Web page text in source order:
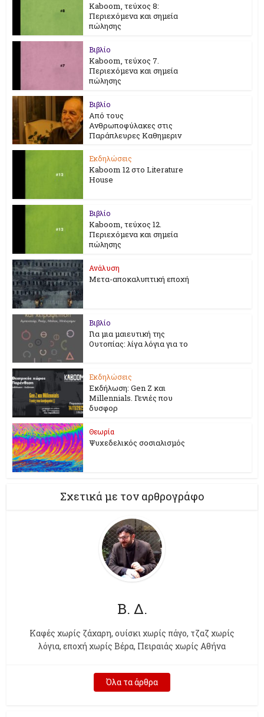
Kaboom, τεύχος 8:
Περιεχόμενα και σημεία
πώλησης
Βιβλίο
Kaboom, τεύχος 7.
Περιεχόμενα και σημεία
πώλησης
Βιβλίο
Από τους
Ανθρωποφύλακες στις
Παράπλευρες Καθημεριν
Εκδηλώσεις
Kaboom 12 στο Literature
House
Βιβλίο
Kaboom, τεύχος 12.
Περιεχόμενα και σημεία
πώλησης
Ανάλυση
Μετα-αποκαλυπτική εποχή
Βιβλίο
Για μια μαιευτική της
Ουτοπίας: λίγα λόγια για το
Εκδηλώσεις
Εκδήλωση: Gen Z και
Millennials. Γενιές που
δυσφορ
Θεωρία
Ψυχεδελικός σοσιαλισμός
Σχετικά με τον αρθρογράφο
Β. Δ.
Kαφές χωρίς ζάχαρη, ουίσκι χωρίς πάγο, τζαζ χωρίς
λόγια, εποχή χωρίς Βέρα, Πειραιάς χωρίς Αθήνα
Όλα τα άρθρα